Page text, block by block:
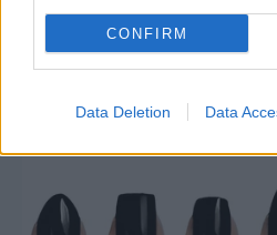
CONFIRM
Data Deletion Data